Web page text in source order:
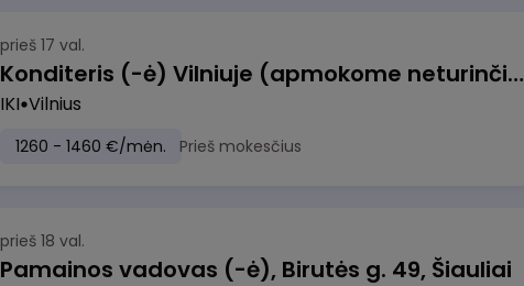
prieš 17 val.
Konditeris (-ė) Vilniuje (apmokome neturinčius patirties)
IKI Vilnius
1260 - 1460 €/mėn. Prieš mokesčius
prieš 18 val.
Pamainos vadovas (-ė), Birutės g. 49, Šiauliai